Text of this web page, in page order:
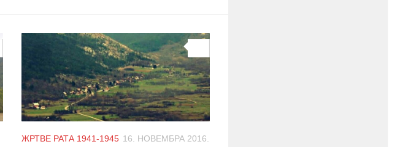
ЖРТВЕ РАТА 1941-1945 16. НОВЕМБРА 2016.